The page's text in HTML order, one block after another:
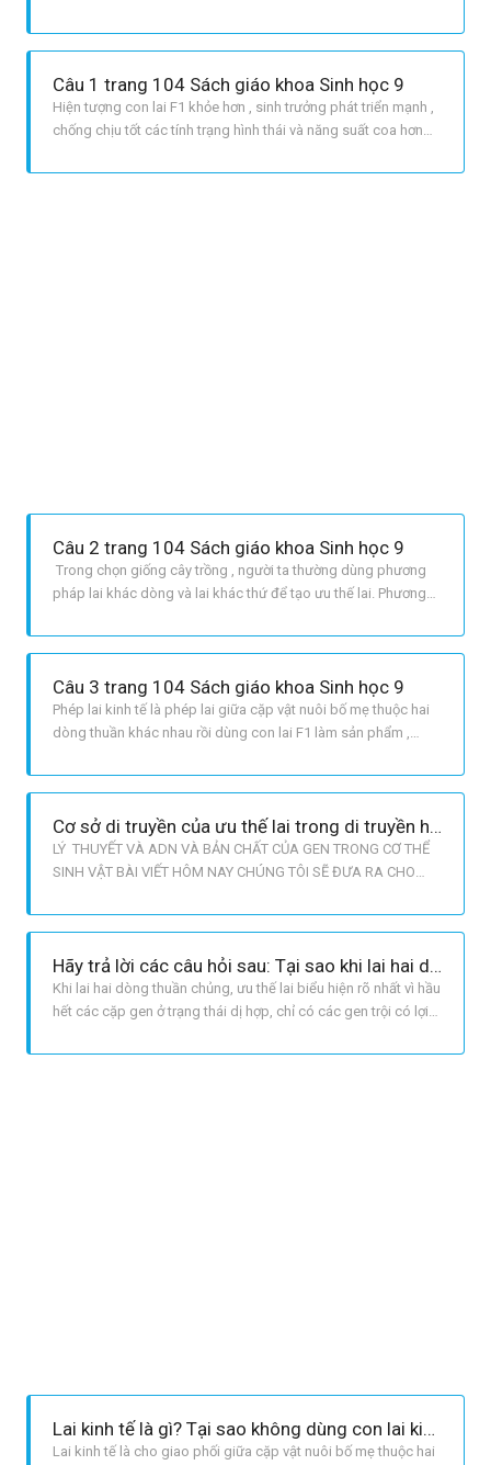
dùng con cái thuộc giống trong nước giao phối với con đực
co
Câu 1 trang 104 Sách giáo khoa Sinh học 9
Hiện tượng con lai F1 khỏe hơn , sinh trưởng phát triển mạnh ,
chống chịu tốt các tính trạng hình thái và năng suất coa hơn
mẹ được gọi là ưu thế lai. Người ta không dùng con lai F1 làm
Câu 2 trang 104 Sách giáo khoa Sinh học 9
Trong chọn giống cây trồng , người ta thường dùng phương
pháp lai khác dòng và lai khác thứ để tạo ưu thế lai. Phương
Câu 3 trang 104 Sách giáo khoa Sinh học 9
Phép lai kinh tế là phép lai giữa cặp vật nuôi bố mẹ thuộc hai
dòng thuần khác nhau rồi dùng con lai F1 làm sản phẩm ,
dùng con cái thuộc giống trong nước giao phối với con đực
Cơ sở di truyền của ưu thế lai trong di truyền học và ý nghĩa Sinh học
LÝ THUYẾT VÀ ADN VÀ BẢN CHẤT CỦA GEN TRONG CƠ THỂ
SINH VẬT BÀI VIẾT HÔM NAY CHÚNG TÔI SẼ ĐƯA RA CHO
ARN TRONG CÁC CƠ THỂ SỐNG. ĐỂ BIẾT THÊM THÔNG TIN
ADN LÀ GÌ? CÔNG THỨC LIÊN QUAN: Bài 4. Phép
Hãy trả lời các câu hỏi sau: Tại sao khi lai hai dòng thuần, ưu thế lai biểu hiện rõ nhất? Tại sao ưu thế lai biểu hiện rõ nhất ở F1, sau đó giảm dần qua các thế hệ?
Khi lai hai dòng thuần chủng, ưu thế lai biểu hiện rõ nhất vì hầu
hết các cặp gen ở trạng thái dị hợp, chỉ có các gen trội có lợi
F1, sau đó giảm dần qua các thế hệ vì con lai F1 là cơ thể dị
Lai kinh tế là gì? Tại sao không dùng con lai kinh tế để nhân giống?
Lai kinh tế là cho giao phối giữa cặp vật nuôi bố mẹ thuộc hai